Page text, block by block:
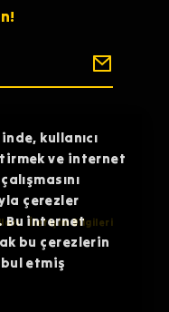
kullanıcı
ve internet
çerezler
Bu internet
bu çerezlerin
etmiş
İletişim Bilgileri